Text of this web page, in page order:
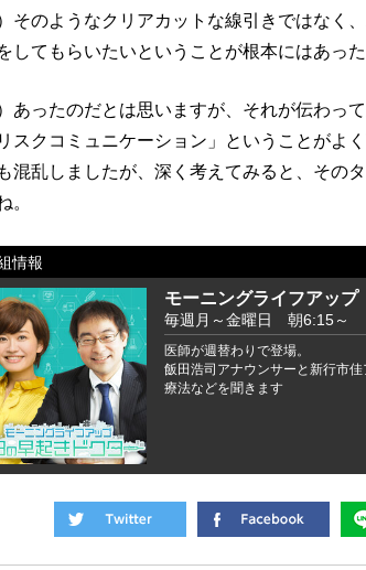
そのようなクリアカットな線引きではなく
してもらいたいということが根本にはあった
あったのだとは思いますが、それが伝わっ
スクコミュニケーション」ということがよ
混乱しましたが、深く考えてみると、その
。
情報
モーニングライフアッ
毎週月～金曜日 朝6:15～
医師が週替わりで登場。
飯田浩司アナウンサーと新行市
療法などを聞きます